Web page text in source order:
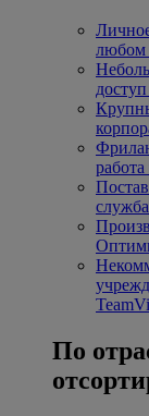
любом
По